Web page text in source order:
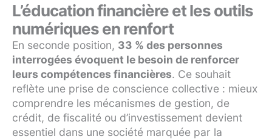
L’éducation financière et les outils
numériques en renfort
En seconde position, 33 % des personnes
interrogées évoquent le besoin de renforcer
leurs compétences financières. Ce souhait
reflète une prise de conscience collective : mieux
comprendre les mécanismes de gestion, de
crédit, de fiscalité ou d’investissement devient
essentiel dans une société marquée par la